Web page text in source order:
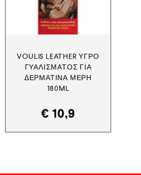
VOULIS LEATHER ΥΓΡΌ
ΓΥΑΛΊΣΜΑΤΟΣ ΓΙΑ
ΔΕΡΜΆΤΙΝΑ ΜΈΡΗ
180ML
€ 10,9